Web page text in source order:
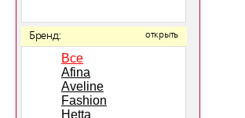
Бренд: открыть
Все
Afina
Aveline
Fashion
Hetta